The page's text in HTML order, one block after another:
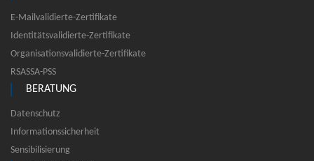
E-Mailvalidierte-Zertifikate
Identitätsvalidierte-Zertifikate
Organisationsvalidierte-Zertifikate
RSASSA-PSS
BERATUNG
Datenschutz
Informationssicherheit
Sensibilisierung